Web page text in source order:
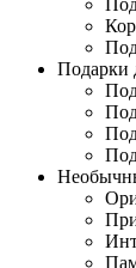
Подарки